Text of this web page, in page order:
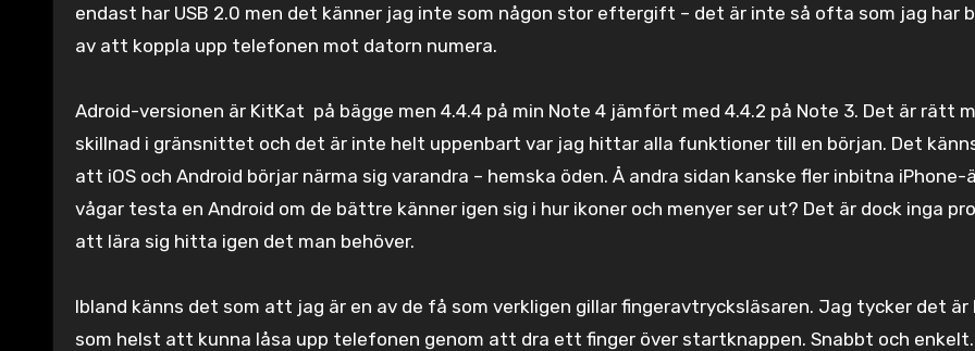
endast har USB 2.0 men det känner jag inte som någon stor eftergift – det är inte så ofta som jag har
av att koppla upp telefonen mot datorn numera.
Adroid-versionen är KitKat på bägge men 4.4.4 på min Note 4 jämfört med 4.4.2 på Note 3. Det är rätt
skillnad i gränsnittet och det är inte helt uppenbart var jag hittar alla funktioner till en början. Det
att iOS och Android börjar närma sig varandra – hemska öden. Å andra sidan kanske fler inbitna iPhone-
vågar testa en Android om de bättre känner igen sig i hur ikoner och menyer ser ut? Det är dock inga
att lära sig hitta igen det man behöver.
Ibland känns det som att jag är en av de få som verkligen gillar fingeravtrycksläsaren. Jag tycker det är
som helst att kunna låsa upp telefonen genom att dra ett finger över startknappen. Snabbt och enkelt.